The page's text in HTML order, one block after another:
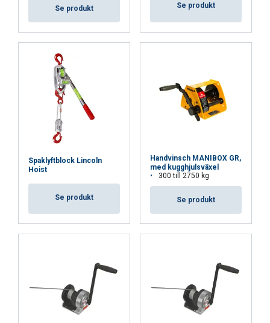
Se produkt Se produkt
Spaklyftblock Lincoln
Hoist
Se produkt
Handvinsch MANIBOX GR,
med kugghjulsväxel
300 till 2750 kg
Se produkt
Cookie Policy